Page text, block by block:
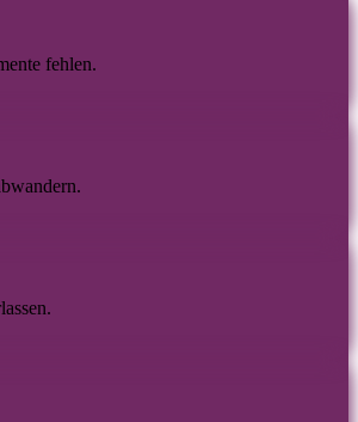
fehlen.